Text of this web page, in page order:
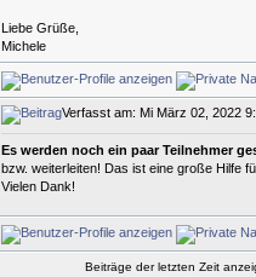
Liebe Grüße,
Michele
Verfasst am: Mi März 02, 2022
Es werden noch ein paar Teilnehmer
bzw. weiterleiten! Das ist eine große Hilfe
Vielen Dank!
Beiträge der letzten Zeit